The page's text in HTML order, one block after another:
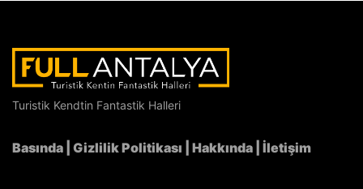
Abdal Musa Sultanı Anma Etkinlikleri 26-28
Turistik Kendtin Fantastik Halleri
Basında Gizlilik Politikası Hakkında İletişim